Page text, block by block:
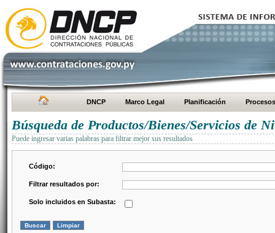
DNCP Marco Legal Planificación Procesos
Búsqueda de Productos/Bienes/Servicios de
Puede ingresar varias palabras para filtrar mejor sus resultados
Código:
Filtrar resultados por:
Solo incluidos en Subasta: